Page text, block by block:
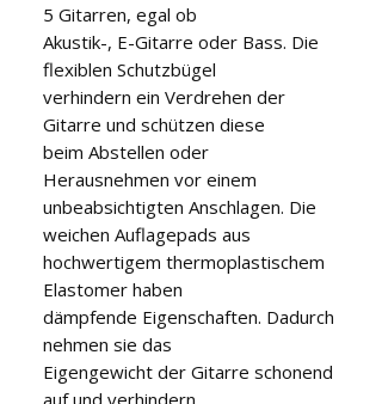
5 Gitarren, egal ob
Akustik-, E-Gitarre oder Bass. Die
flexiblen Schutzbügel
verhindern ein Verdrehen der
Gitarre und schützen diese
beim Abstellen oder
Herausnehmen vor einem
unbeabsichtigten Anschlagen. Die
weichen Auflagepads aus
hochwertigem thermoplastischem
Elastomer haben
dämpfende Eigenschaften. Dadurch
nehmen sie das
Eigengewicht der Gitarre schonend
auf und verhindern